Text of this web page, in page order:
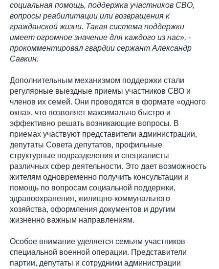
социальная помощь, поддержка участников СВО,
вопросы реабилитации или возвращения к
гражданской жизни. Такая система поддержки
имеет огромное значение для каждого из нас», -
прокомментировал гвардии сержант Александр
Савкин.
Дополнительным механизмом поддержки стали
регулярные выездные приемы участников СВО и
членов их семей. Они проводятся в формате «одного
окна», что позволяет максимально быстро и
эффективно решать возникающие вопросы. В
приемах участвуют представители администрации,
депутаты Совета депутатов, профильные
структурные подразделения и специалисты
различных сфер деятельности. Это дает возможность
жителям одновременно получить консультации и
помощь по вопросам социальной поддержки,
здравоохранения, жилищно-коммунального
хозяйства, оформления документов и другим
жизненно важным направлениям.
Особое внимание уделяется семьям участников
специальной военной операции. Представители
партии, депутаты и сотрудники администрации